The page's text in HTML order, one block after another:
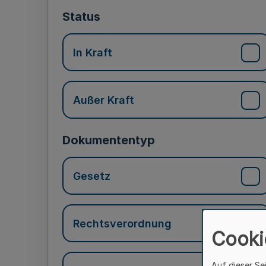
Status
In Kraft
Außer Kraft
Dokumententyp
Gesetz
Rechtsverordnung